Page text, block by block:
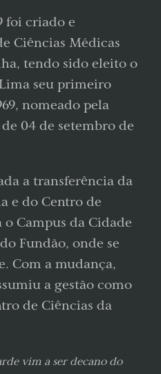
foi criado e
Ciências Médicas
tendo sido eleito o
seu primeiro
nomeado pela
04 de setembro de
a transferência da
e do Centro de
Campus da Cidade
Fundão, onde se
Com a mudança,
a gestão como
de Ciências da
vim a ser decano do